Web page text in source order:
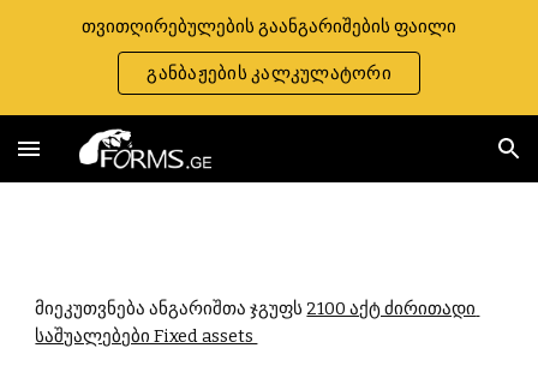
Skip to main content Skip to navigation
თვითღირებულების გაანგარიშების ფაილი
განბაჟების კალკულატორი
მიეკუთვნება ანგარიშთა ჯგუფს 2100 აქტ ძირითადი
საშუალებები Fixed assets